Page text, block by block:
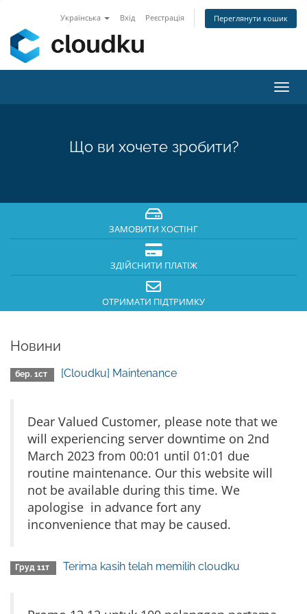
Українська Вхід Реєстрація Переглянути кошик
Що ви хочете зробити?
ЗАМОВИТИ ХОСТІНГ
ЗДІЙСНИТИ ПЛАТІЖ
ОТРИМАТИ ПІДТРИМКУ
Новини
бер. 1ст [Cloudku] Maintenance
Dear Valued Customer, please note that we
will experiencing server downtime on 2nd
March 2023 from 00:01 until 01:01 due
routine maintenance. Our this website will
not be available during this time. We
apologise in advance fort any
inconvenience that may be caused.
Груд 11т Terima kasih telah memilih cloudku